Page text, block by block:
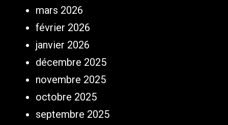
mars 2026
février 2026
janvier 2026
décembre 2025
novembre 2025
octobre 2025
septembre 2025